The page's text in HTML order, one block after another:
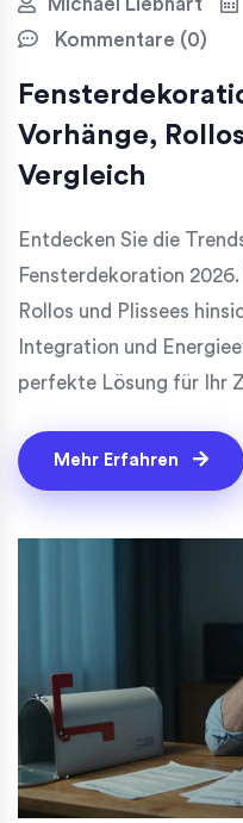
Kommentare (0)
Vorhänge,
Vergleich
Entdecken Sie die
Fensterdekoration
Rollos und Plissees
Integration und
perfekte Lösung für Ihr
Mehr Erfahren